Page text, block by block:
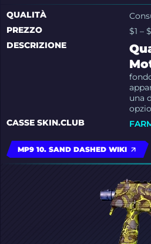
QUALITÀ
PREZZO
$1 –
DESCRIZIONE
una
CASSE SKIN.CLUB
MP9 10. SAND DASHED WIKI